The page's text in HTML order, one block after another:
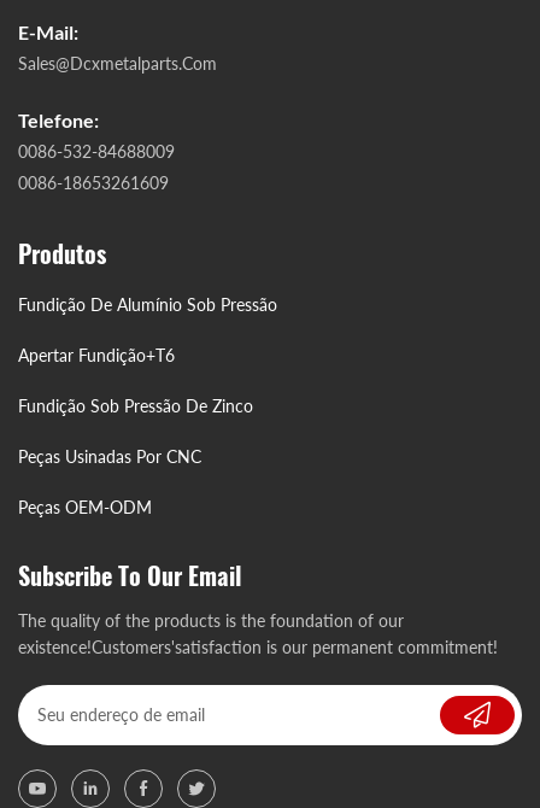
E-Mail:
Sales@dcxmetalparts.com
Telefone:
0086-532-84688009
0086-18653261609
Produtos
Fundição De Alumínio Sob Pressão
Apertar Fundição+T6
Fundição Sob Pressão De Zinco
Peças Usinadas Por CNC
Peças OEM-ODM
Subscribe To Our Email
The quality of the products is the foundation of our
existence!Customers'satisfaction is our permanent commitment!